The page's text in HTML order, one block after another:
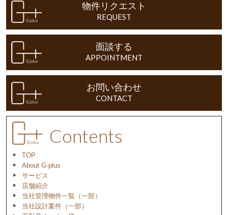
物件リクエスト
REQUEST
面談する
APPOINTMENT
お問い合わせ
CONTACT
Contents
TOP
About G-plus
サービス
店舗紹介
当社管理物件一覧（一部）
当社設計案件（一部）